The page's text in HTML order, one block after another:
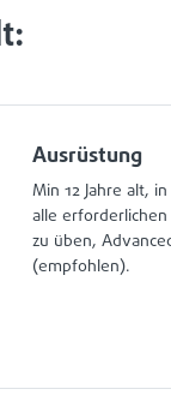
Ausrüstung
Min 12 Jahre alt,
alle
zu üben,
(empfohlen).